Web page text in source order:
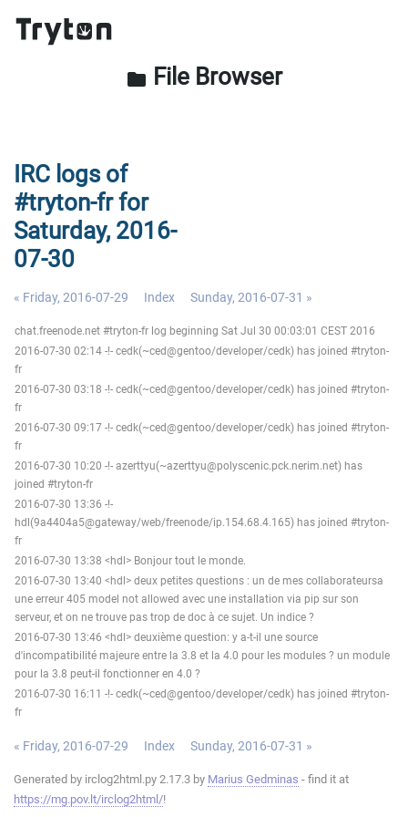
folder File Browser
IRC logs of
#tryton-fr for
Saturday, 2016-
07-30
« Friday, 2016-07-29 Index Sunday, 2016-07-31 »
chat.freenode.net #tryton-fr log beginning Sat Jul 30 00:03:01 CEST 2016
2016-07-30 02:14 -!- cedk(~ced@gentoo/developer/cedk) has joined #tryton-
fr
2016-07-30 03:18 -!- cedk(~ced@gentoo/developer/cedk) has joined #tryton-
fr
2016-07-30 09:17 -!- cedk(~ced@gentoo/developer/cedk) has joined #tryton-
fr
2016-07-30 10:20 -!- azerttyu(~azerttyu@polyscenic.pck.nerim.net) has
joined #tryton-fr
2016-07-30 13:36 -!-
hdl(9a4404a5@gateway/web/freenode/ip.154.68.4.165) has joined #tryton-
fr
2016-07-30 13:38 <hdl> Bonjour tout le monde.
2016-07-30 13:40 <hdl> deux petites questions : un de mes collaborateursa
une erreur 405 model not allowed avec une installation via pip sur son
serveur, et on ne trouve pas trop de doc à ce sujet. Un indice ?
2016-07-30 13:46 <hdl> deuxième question: y a-t-il une source
d'incompatibilité majeure entre la 3.8 et la 4.0 pour les modules ? un module
pour la 3.8 peut-il fonctionner en 4.0 ?
2016-07-30 16:11 -!- cedk(~ced@gentoo/developer/cedk) has joined #tryton-
fr
« Friday, 2016-07-29 Index Sunday, 2016-07-31 »
Generated by irclog2html.py 2.17.3 by Marius Gedminas - find it at
https://mg.pov.lt/irclog2html/!